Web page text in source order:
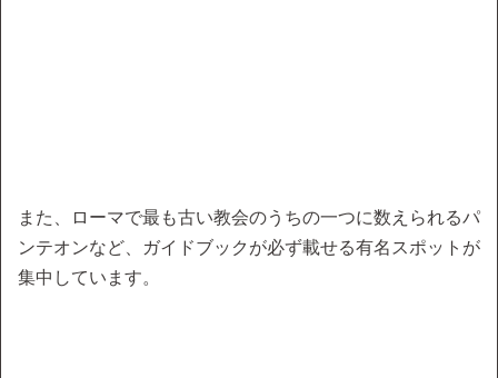
また、ローマで最も古い教会のうちの一つに数えられるパ
ンテオンなど、ガイドブックが必ず載せる有名スポットが
集中しています。